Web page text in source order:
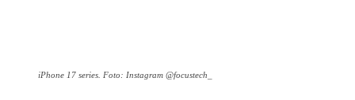
iPhone 17 series. Foto: Instagram @focustech_